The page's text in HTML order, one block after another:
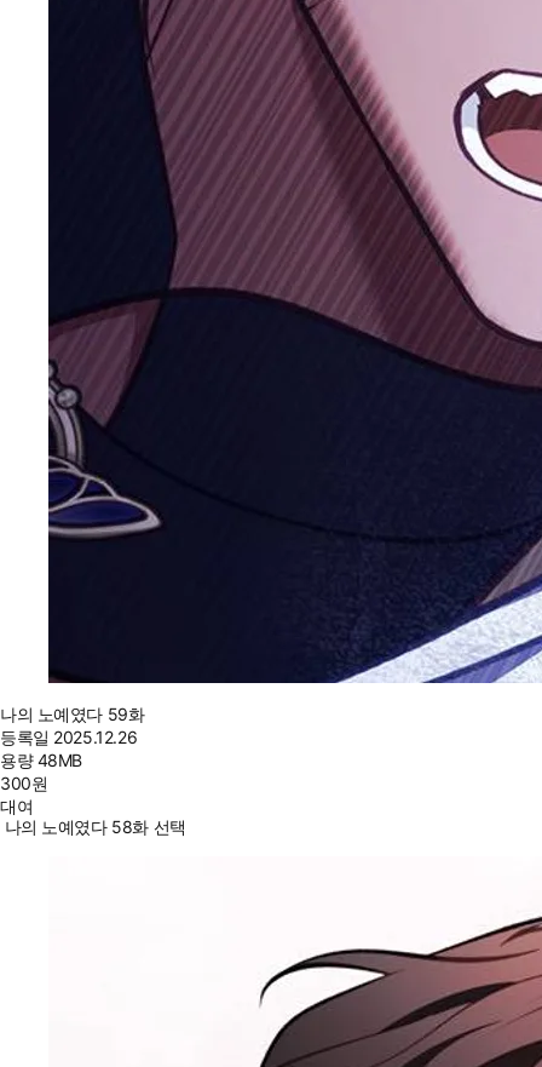
나의 노예였다 59화
등록일 2025.12.26
용량48MB
300원
대여
나의 노예였다 58화 선택